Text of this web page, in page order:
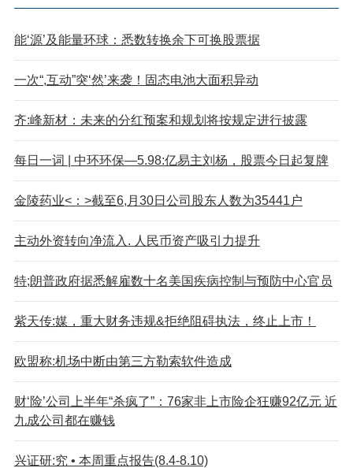
能‘源’及能量环球：悉数转换余下可换股票据
一次“,互动”突‘然’来袭！固态电池大面积异动
齐:峰新材：未来的分红预案和规划将按规定进行披露
每日一词 | 中环环保—5.98:亿易主刘杨，股票今日起复牌
金陵药业<：>截至6,月30日公司股东人数为35441户
主动外资转向净流入. 人民币资产吸引力提升
特;朗普政府据悉解雇数十名美国疾病控制与预防中心官员
紫天传:媒，重大财务违规&拒绝阻碍执法，终止上市！
欧盟称:机场中断由第三方勒索软件造成
财‘险’公司上半年“杀疯了”：76家非上市险企狂赚92亿元 近
九成公司都在赚钱
兴证研:究 • 本周重点报告(8.4-8.10)